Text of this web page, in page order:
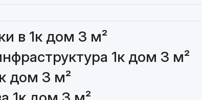
в 1к дом 3 м²
1к дом 3 м²
дом 3 м²